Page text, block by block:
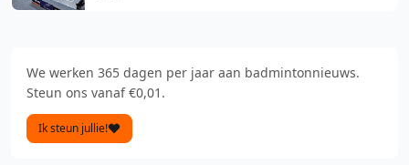
We werken 365 dagen per jaar aan badmintonnieuws.
Steun ons vanaf €0,01.
Ik steun jullie!